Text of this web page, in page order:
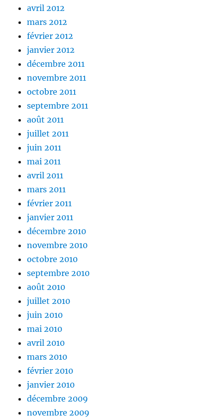
avril 2012
mars 2012
février 2012
janvier 2012
décembre 2011
novembre 2011
octobre 2011
septembre 2011
août 2011
juillet 2011
juin 2011
mai 2011
avril 2011
mars 2011
février 2011
janvier 2011
décembre 2010
novembre 2010
octobre 2010
septembre 2010
août 2010
juillet 2010
juin 2010
mai 2010
avril 2010
mars 2010
février 2010
janvier 2010
décembre 2009
novembre 2009